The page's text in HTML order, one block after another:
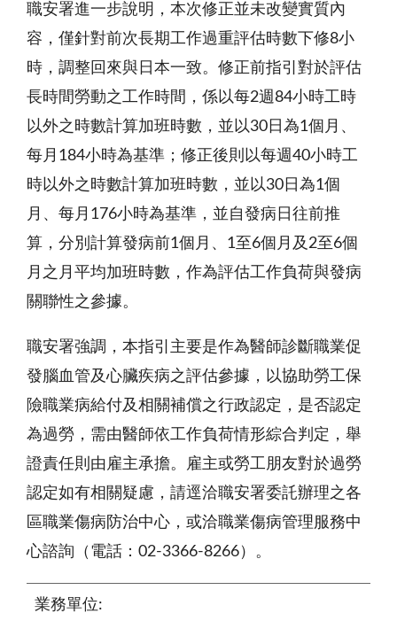
職安署進一步說明，本次修正並未改變實質內
容，僅針對前次長期工作過重評估時數下修8小
時，調整回來與日本一致。修正前指引對於評估
長時間勞動之工作時間，係以每2週84小時工時
以外之時數計算加班時數，並以30日為1個月、
每月184小時為基準；修正後則以每週40小時工
時以外之時數計算加班時數，並以30日為1個
月、每月176小時為基準，並自發病日往前推
算，分別計算發病前1個月、1至6個月及2至6個
月之月平均加班時數，作為評估工作負荷與發病
關聯性之參據。
職安署強調，本指引主要是作為醫師診斷職業促
發腦血管及心臟疾病之評估參據，以協助勞工保
險職業病給付及相關補償之行政認定，是否認定
為過勞，需由醫師依工作負荷情形綜合判定，舉
證責任則由雇主承擔。雇主或勞工朋友對於過勞
認定如有相關疑慮，請逕洽職安署委託辦理之各
區職業傷病防治中心，或洽職業傷病管理服務中
心諮詢（電話：02-3366-8266）。
業務單位: